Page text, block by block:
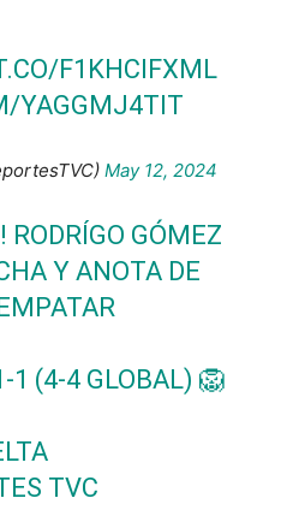
F1KHCIFXML
YAGGMJ4TIT
May 12, 2024
RODRÍGO GÓMEZ
Y ANOTA DE
1 (4-4 GLOBAL) 🦁
TVC